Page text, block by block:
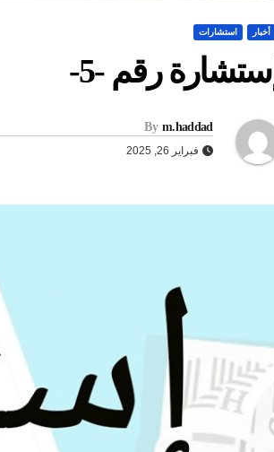
أخبار استشارات
إستشارة رقم -5-
By m.haddad
فبراير 26, 2025